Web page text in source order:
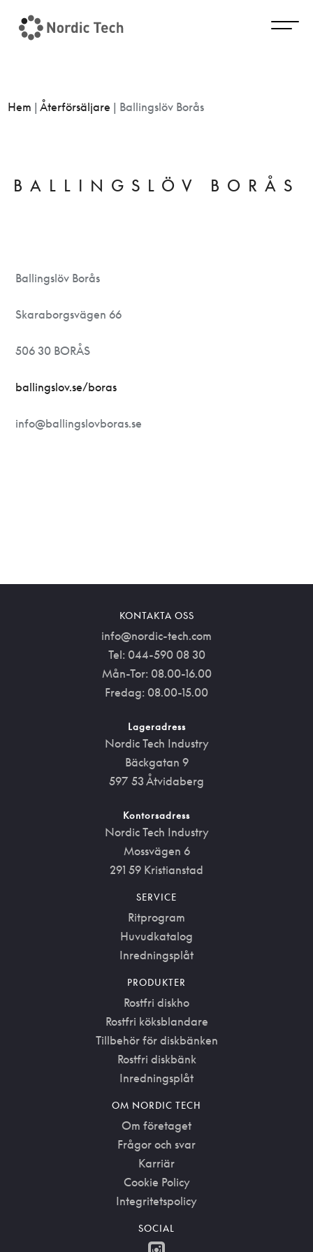
Hem |Återförsäljare | Ballingslöv Borås
BALLINGSLÖV BORÅS
Ballingslöv Borås
Skaraborgsvägen 66
506 30 BORÅS
ballingslov.se/boras
info@ballingslovboras.se
KONTAKTA OSS
info@nordic-tech.com
Tel: 044-590 08 30
Mån-Tor: 08.00-16.00
Fredag: 08.00-15.00
Lageradress
Nordic Tech Industry
Bäckgatan 9
597 53 Åtvidaberg
Kontorsadress
Nordic Tech Industry
Mossvägen 6
291 59 Kristianstad
SERVICE
Ritprogram
Huvudkatalog
Inredningsplåt
PRODUKTER
Rostfri diskho
Rostfri köksblandare
Tillbehör för diskbänken
Rostfri diskbänk
Inredningsplåt
OM NORDIC TECH
Om företaget
Frågor och svar
Karriär
Cookie Policy
Integritetspolicy
SOCIAL